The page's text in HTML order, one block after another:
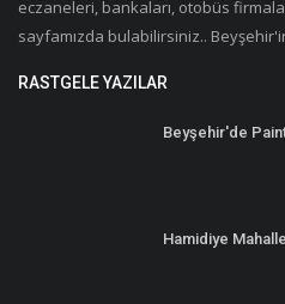
eczaneleri, bankaları, otobüs
sayfamızda bulabilirsiniz..
RASTGELE YAZILAR
Beyşehir'de
Hamidiye